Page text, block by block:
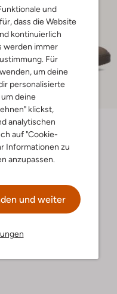
und
dass die Website
kontinuierlich
werden immer
Für
um deine
personalisierte
deine
klickst,
analytischen
auf "Cookie-
Informationen zu
anzupassen.
und weiter
-20%
Hip
Schnürboots
109,95 € 87,99
mehr farben